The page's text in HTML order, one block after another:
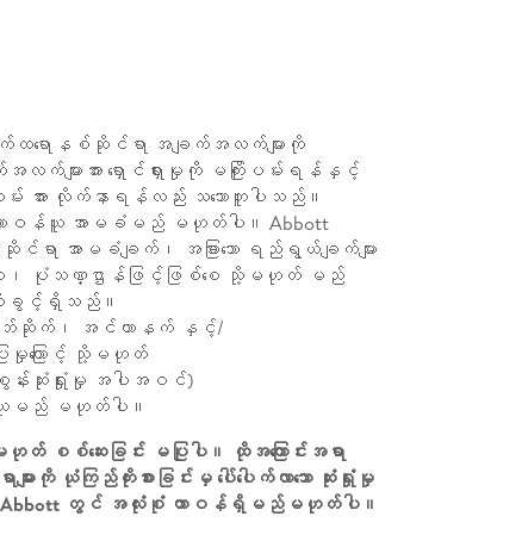
လက်ထရောနစ်ဆိုင်ရာ အချက်အလက်များကို
များအား ရှောင်ရှားမှုကို မကြိုးပမ်းရန်နှင့်
အား လိုက်နာရန်လည်း သဘောတူပါသည်။
တာဝန်ယူ အာမခံမည် မဟုတ်ပါ။ Abbott
ာ အာမခံချက်၊ အခြားသော ရည်ရွယ်ချက်များ
ေ၊ ပုံသဏ္ဌာန်ဖြင့်ဖြစ်စေ သို့မဟုတ် မည်
ဆိုခွင့်ရှိသည်။
ဆိုက်၊ အင်တာနက် နှင့်/
ကြောင့် သို့မဟုတ်
စွန်းဆုံးရှုံးမှု အပါအဝင်)
ယူမည် မဟုတ်ပါ။
စစ်ဆေးခြင်း မပြုပါ။ ထိုအကြောင်းအရာ
ယုံကြည်ကိုးစားခြင်းမှ ပေါ်ပေါက်လာသော ဆုံးရှုံးမှု
Abbott တွင် အလုံးစုံ တာဝန်ရှိမည်မဟုတ်ပါ။